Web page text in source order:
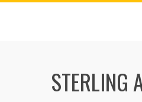
Skip
STERLING